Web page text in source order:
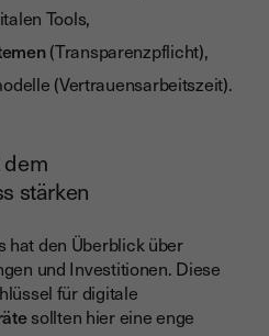
Tools,
(Transparenzpflicht),
(Vertrauensarbeitszeit).
stärken
hat den Überblick über
und Investitionen. Diese
für digitale
sollten hier eine enge